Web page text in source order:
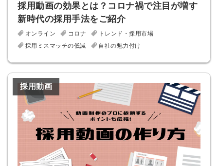
採用動画の効果とは？コロナ禍で注目が増す
新時代の採用手法をご紹介
オンライン コロナ
トレンド・採用市場
採用ミスマッチの低減
自社の魅力付け
採用動画
れですか？
許可なく投稿すること
同意のうえ
他サービスIDで登録
みんなの採用部があなたの許可なく投稿すること
はありません